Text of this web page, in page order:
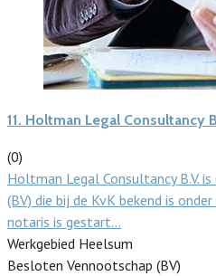
11. Holtman Legal Consultancy
(0)
Holtman Legal Consultancy B.V.
(BV) die bij de KvK bekend is
notaris is gestart…
Werkgebied Heelsum
Besloten Vennootschap (BV)